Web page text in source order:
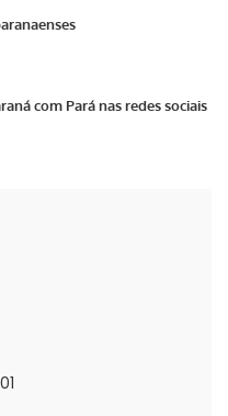
com Pará nas redes sociais